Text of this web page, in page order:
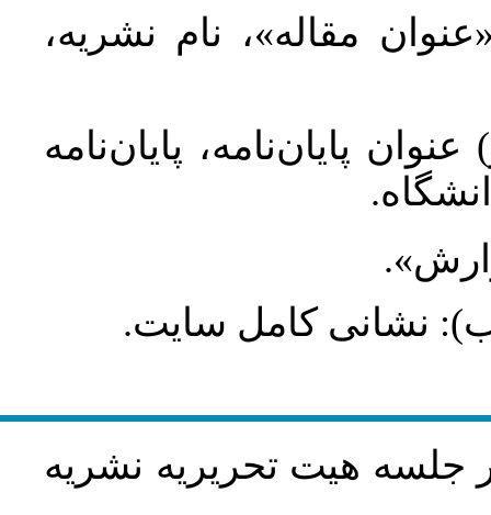
مقاله»، نام نشریه،
پایان‌نامه، پایان‌نامه
نشانی کامل سایت.
جلسه هيت تحريريه نشريه